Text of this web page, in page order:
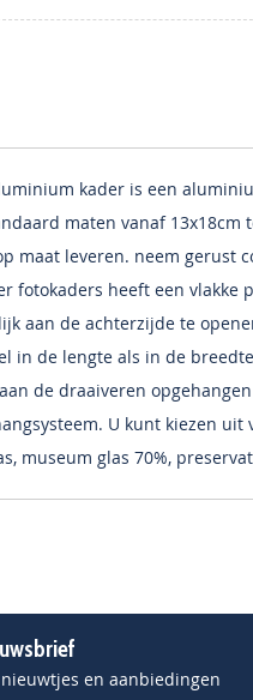
kader is een
maten vanaf 13x18cm
maat leveren. neem gerust
fotokaders heeft een vlakke
aan de achterzijde te
in de lengte als in de
de draaiveren
U kunt kiezen
museum glas 70%,
en aanbiedingen